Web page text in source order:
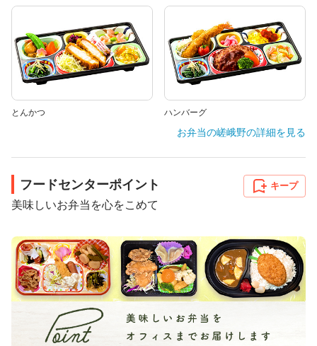
とんかつ ハンバーグ
お弁当の嵯峨野の詳細を見る
フードセンターポイント
美味しいお弁当を心をこめて
キープ